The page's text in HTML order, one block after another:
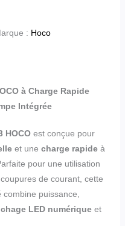
: Hoco
à Charge Rapide
Intégrée
HOCOest conçue pour
et une charge rapideà
pour une utilisation
de courant, cette
combine puissance,
LED numériqueet